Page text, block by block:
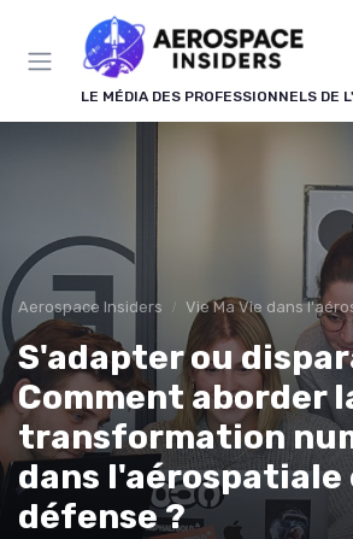
LE MÉDIA DES PROFESSIONNELS DE
Aerospace Insiders Vie Ma Vie dans
S'adapter ou
Comment aborder
transformation
dans l'aérospatiale
défense ?
Panneau de gestion des cookies